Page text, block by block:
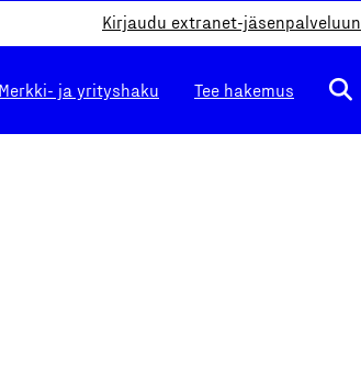
Kirjaudu extranet-jäsenpalveluun
Merkki- ja yrityshaku Tee hakemus